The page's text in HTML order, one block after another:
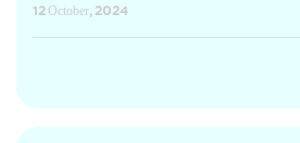
12 October, 2024